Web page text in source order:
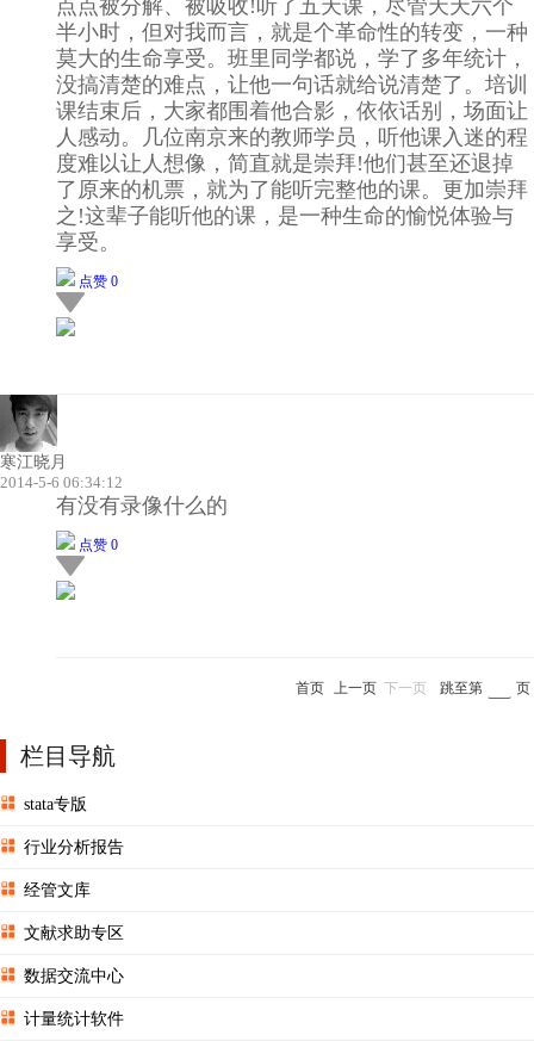
点点被分解、被吸收!听了五天课，尽管天天六个
半小时，但对我而言，就是个革命性的转变，一种
莫大的生命享受。班里同学都说，学了多年统计，
没搞清楚的难点，让他一句话就给说清楚了。培训
课结束后，大家都围着他合影，依依话别，场面让
人感动。几位南京来的教师学员，听他课入迷的程
度难以让人想像，简直就是崇拜!他们甚至还退掉
了原来的机票，就为了能听完整他的课。更加崇拜
之!这辈子能听他的课，是一种生命的愉悦体验与
享受。
点赞 0
寒江晓月
2014-5-6 06:34:12
有没有录像什么的
点赞 0
首页 上一页 下一页 跳至第 页
栏目导航
stata专版
行业分析报告
经管文库
文献求助专区
数据交流中心
计量统计软件